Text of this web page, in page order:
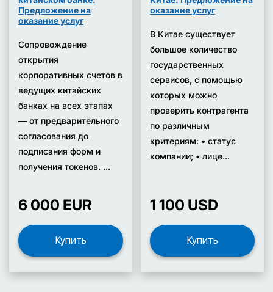
Предложение на
оказание услуг
Сопровождение
открытия
корпоративных счетов в
ведущих китайских
банках на всех этапах
— от предварительного
согласования до
подписания форм и
получения токенов. ...
6 000 EUR
Купить
оказание услуг
В Китае существует
большое количество
государственных
сервисов, с помощью
которых можно
проверить контрагента
по различным
критериям: • статус
компании; • лице...
1 100 USD
Купить